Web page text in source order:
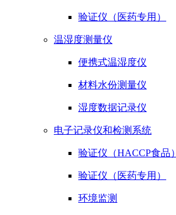
验证仪（医药专用）
温湿度测量仪
便携式温湿度仪
材料水份测量仪
湿度数据记录仪
电子记录仪和检测系统
验证仪（HACCP食品）
验证仪（医药专用）
环境监测